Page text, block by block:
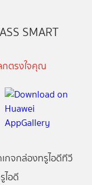
SMART
กตรงใจคุณ
กจกล่องทรูไอดีทีวี
ไอดี